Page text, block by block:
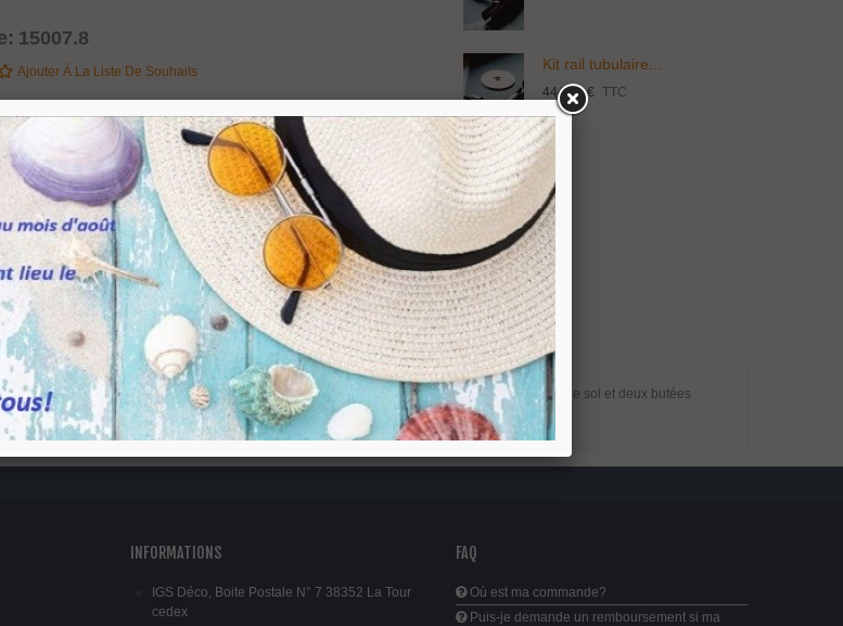
15007.8
Ajouter À La Liste De Souhaits Kit rail tubulaire...
444,33 € TTC
Pour porte coulissante en verre d'épaisseur 8 à 12 mm. Kit composé de quatre rollers un guide sol et deux butées
rollers 1300 mm. Montage coulissant sur tube de diamètre 25 mm, avec articles associés.
INFORMATIONS
IGS Déco, Boite Postale N° 7 38352 La Tour
cedex
FAQ
Où est ma commande?
Puis-je demande un remboursement si ma